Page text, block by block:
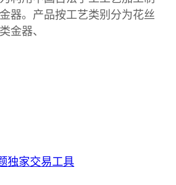
器。产品按工艺类别分为花丝
金器、
独家交易工具